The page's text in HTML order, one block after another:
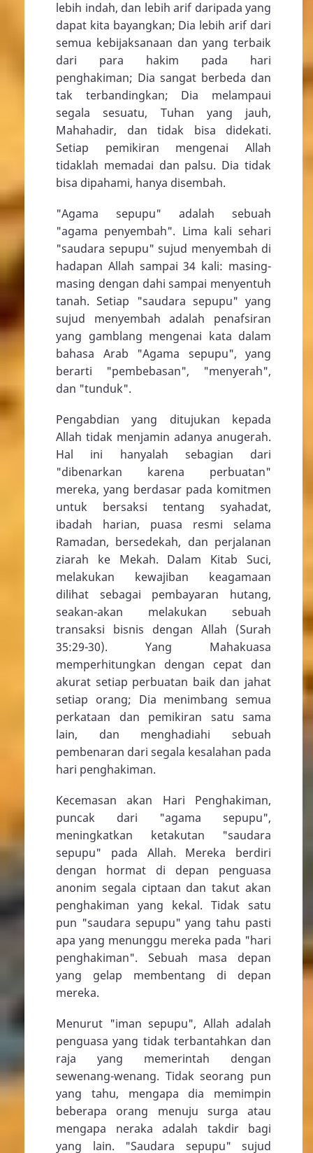
lebih indah, dan lebih arif daripada yang
dapat kita bayangkan; Dia lebih arif dari
semua kebijaksanaan dan yang terbaik
dari para hakim pada hari
penghakiman; Dia sangat berbeda dan
tak terbandingkan; Dia melampaui
segala sesuatu, Tuhan yang jauh,
Mahahadir, dan tidak bisa didekati.
Setiap pemikiran mengenai Allah
tidaklah memadai dan palsu. Dia tidak
bisa dipahami, hanya disembah.
"Agama sepupu" adalah sebuah
"agama penyembah". Lima kali sehari
"saudara sepupu" sujud menyembah di
hadapan Allah sampai 34 kali: masing-
masing dengan dahi sampai menyentuh
tanah. Setiap "saudara sepupu" yang
sujud menyembah adalah penafsiran
yang gamblang mengenai kata dalam
bahasa Arab "Agama sepupu", yang
berarti "pembebasan", "menyerah",
dan "tunduk".
Pengabdian yang ditujukan kepada
Allah tidak menjamin adanya anugerah.
Hal ini hanyalah sebagian dari
"dibenarkan karena perbuatan"
mereka, yang berdasar pada komitmen
untuk bersaksi tentang syahadat,
ibadah harian, puasa resmi selama
Ramadan, bersedekah, dan perjalanan
ziarah ke Mekah. Dalam Kitab Suci,
melakukan kewajiban keagamaan
dilihat sebagai pembayaran hutang,
seakan-akan melakukan sebuah
transaksi bisnis dengan Allah (Surah
35:29-30). Yang Mahakuasa
memperhitungkan dengan cepat dan
akurat setiap perbuatan baik dan jahat
setiap orang; Dia menimbang semua
perkataan dan pemikiran satu sama
lain, dan menghadiahi sebuah
pembenaran dari segala kesalahan pada
hari penghakiman.
Kecemasan akan Hari Penghakiman,
puncak dari "agama sepupu",
meningkatkan ketakutan "saudara
sepupu" pada Allah. Mereka berdiri
dengan hormat di depan penguasa
anonim segala ciptaan dan takut akan
penghakiman yang kekal. Tidak satu
pun "saudara sepupu" yang tahu pasti
apa yang menunggu mereka pada "hari
penghakiman". Sebuah masa depan
yang gelap membentang di depan
mereka.
Menurut "iman sepupu", Allah adalah
penguasa yang tidak terbantahkan dan
raja yang memerintah dengan
sewenang-wenang. Tidak seorang pun
yang tahu, mengapa dia memimpin
beberapa orang menuju surga atau
mengapa neraka adalah takdir bagi
yang lain. "Saudara sepupu" sujud